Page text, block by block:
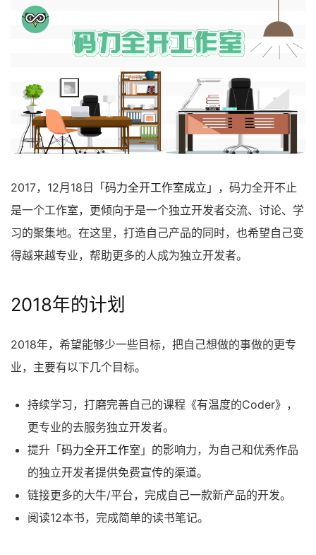
2017，12月18日 「码力全开工作室成立」 ，码力全开不止
是一个工作室，更倾向于是一个独立开发者交流、讨论、学
习的聚集地。在这里，打造自己产品的同时，也希望自己变
得越来越专业，帮助更多的人成为独立开发者。
2018年的计划
2018年，希望能够少一些目标，把自己想做的事做的更专
业，主要有以下几个目标。
持续学习，打磨完善自己的课程《有温度的Coder》，
更专业的去服务独立开发者。
提升「 码力全开工作室 」的影响力，为自己和优秀作品
的独立开发者提供免费宣传的渠道。
链接更多的大牛/平台，完成自己一款新产品的开发。
阅读12本书，完成简单的读书笔记。